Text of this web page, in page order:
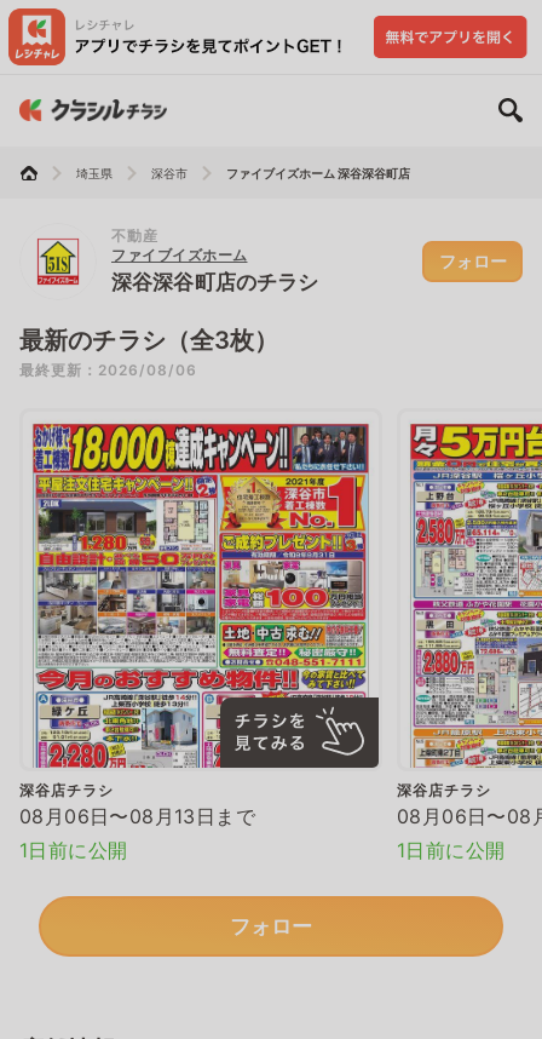
埼玉県 深谷市 ファイブイズホーム 深谷深谷町店
不動産
ファイブイズホーム
深谷深谷町店のチラシ
フォロー
最新のチラシ（全3枚）
最終更新：2026/08/06
深谷店チラシ
08月06日〜08月13日まで
1日前に公開
深谷店チラシ
08月06日〜08
1日前に公開
フォロー